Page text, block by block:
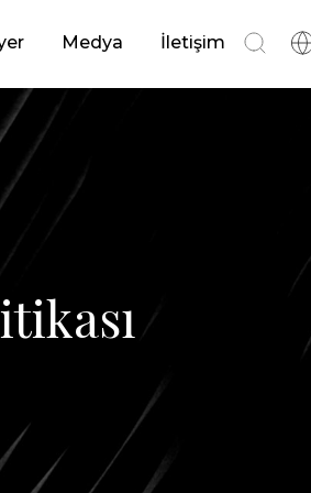
Deniz ve Kıyı
Medya
Haberler
Katalog
Logo
İletişim